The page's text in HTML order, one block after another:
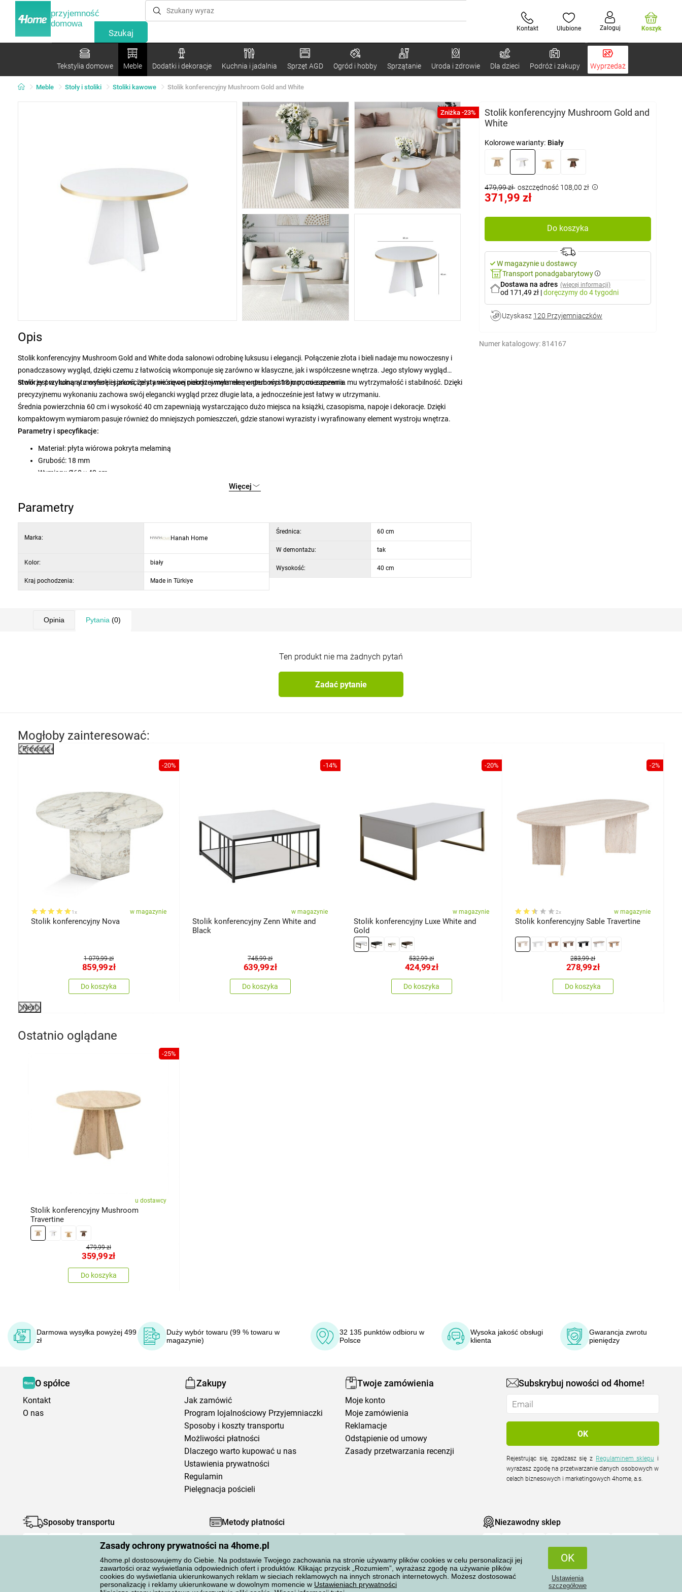
Zasady ochrony prywatności na 4home.pl
4home.pl dostosowujemy do Ciebie. Na podstawie Twojego zachowania na stronie używamy plików cookies w celu personalizacji jej
zawartości oraz wyświetlania odpowiednich ofert i produktów. Klikając przycisk „Rozumiem”, wyrażasz zgodę na używanie plików
cookies do wyświetlania ukierunkowanych reklam w sieciach reklamowych na innych stronach internetowych. Możesz dostosować
personalizację i reklamy ukierunkowane w dowolnym momencie w Ustawieniach prywatności
OK
Ustawienia
szczegółowe
przyjemność
domowa
Kontakt Ulubione Zaloguj Koszyk
Tekstylia domowe Meble Dodatki i dekoracje Kuchnia i jadalnia Sprzęt AGD Ogród i hobby Sprzątanie Uroda i zdrowie Dla dzieci Podróż i zakupy Wyprzedaż
Meble Stoły i stoliki Stoliki kawowe Stolik konferencyjny Mushroom Gold and White
Zniżka -23%
Stolik konferencyjny Mushroom Gold and
White
Kolorowe warianty: Biały
479,99 zł oszczędność 108,00 zł
371,99 zł
Do koszyka
W magazynie u dostawcy
Transport ponadgabarytowy
Dostawa na adres (więcej informacji)
od 171,49 zł |doręczymydo 4 tygodni
Uzyskasz 120 Przyjemniaczków
Numer katalogowy: 814167
Opis
Stolik konferencyjny Mushroom Gold and White doda salonowi odrobinę luksusu i elegancji. Połączenie złota i bieli nadaje mu nowoczesny i
ponadczasowy wygląd, dzięki czemu z łatwością wkomponuje się zarówno w klasyczne, jak i współczesne wnętrza. Jego stylowy wygląd
stworzy przytulną atmosferę i sprawi, że stanie się on nieodzownym elementem wystroju pomieszczenia.
Stolik jest wykonany z wysokiej jakości płyty wiórowej pokrytej melaminą o grubości 18 mm, co zapewnia mu wytrzymałość i stabilność. Dzięki
precyzyjnemu wykonaniu zachowa swój elegancki wygląd przez długie lata, a jednocześnie jest łatwy w utrzymaniu.
Średnia powierzchnia 60 cm i wysokość 40 cm zapewniają wystarczająco dużo miejsca na książki, czasopisma, napoje i dekoracje. Dzięki
kompaktowym wymiarom pasuje również do mniejszych pomieszczeń, gdzie stanowi wyrazisty i wyrafinowany element wystroju wnętrza.
Parametry i specyfikacje:
Materiał: płyta wiórowa pokryta melaminą
Grubość: 18 mm
Wymiary: Ø60 × 40 cm
Więcej
Parametry
Marka: Hanah Home
Kolor: biały
Kraj pochodzenia: Made in Türkiye
Średnica: 60 cm
W demontażu: tak
Wysokość: 40 cm
Opinia Pytania (0)
Ten produkt nie ma żadnych pytań
Zadać pytanie
Mogłoby zainteresować:
Previous
-20%
1x w magazynie
Stolik konferencyjny Nova
1 079,99 zł
859,99zł
Do koszyka
-14%
w magazynie
Stolik konferencyjny Zenn White and
Black
745,99 zł
639,99zł
Do koszyka
-20%
w magazynie
Stolik konferencyjny Luxe White and
Gold
532,99 zł
424,99zł
Do koszyka
-2%
2x w magazynie
Stolik konferencyjny Sable Travertine
283,99 zł
278,99zł
Do koszyka
Next
Ostatnio oglądane
-25%
u dostawcy
Stolik konferencyjny Mushroom
Travertine
479,99 zł
359,99zł
Do koszyka
Darmowa wysyłka powyżej 499
zł
Duży wybór towaru (99 % towaru w
magazynie)
32 135 punktów odbioru w
Polsce
Wysoka jakość obsługi
klienta
Gwarancja zwrotu
pieniędzy
O spółce
Kontakt
O nas
Zakupy
Jak zamówić
Program lojalnościowy Przyjemniaczki
Sposoby i koszty transportu
Możliwości płatności
Dlaczego warto kupować u nas
Ustawienia prywatności
Regulamin
Pielęgnacja pościeli
Twoje zamówienia
Moje konto
Moje zamówienia
Reklamacje
Odstąpienie od umowy
Zasady przetwarzania recenzji
Subskrybuj nowości od 4home!
Rejestrując się, zgadzasz się z Regulaminem sklepu
wyrażasz zgodę na przetwarzanie danych osobowych w
celach biznesowych i marketingowych 4home, a.s.
Sposoby transportu Metody płatności Niezawodny sklep
Ochrona danych osobowych Wszelkie prawa zastrzeżone © 2004-2026 4home, a.s.